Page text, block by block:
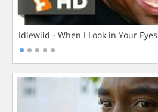
Idlewild - When I Look in Your